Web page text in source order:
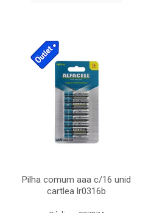
Pilha comum aaa c/16 unid
cartlea lr0316b